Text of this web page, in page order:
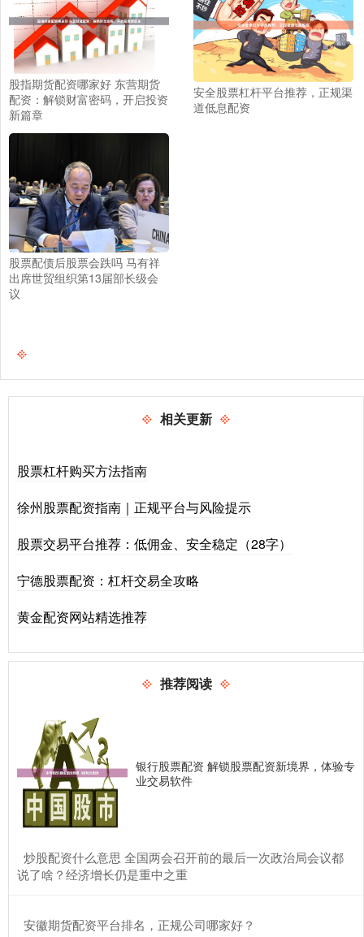
股指期货配资哪家好 东营期货
配资：解锁财富密码，开启投资
新篇章
安全股票杠杆平台推荐，正规渠
道低息配资
股票配债后股票会跌吗 马有祥
出席世贸组织第13届部长级会
议
相关更新
股票杠杆购买方法指南
徐州股票配资指南｜正规平台与风险提示
股票交易平台推荐：低佣金、安全稳定（28字）
宁德股票配资：杠杆交易全攻略
黄金配资网站精选推荐
推荐阅读
银行股票配资 解锁股票配资新境界，体验专
业交易软件
​炒股配资什么意思 全国两会召开前的最后一次政治局会议都
说了啥？经济增长仍是重中之重
​安徽期货配资平台排名，正规公司哪家好？